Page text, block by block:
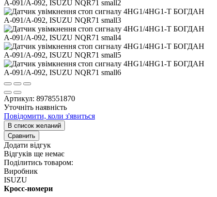
Артикул: 8978551870
Уточніть наявність
Повідомити, коли з'явиться
В список желаний
Сравнить
Додати відгук
Відгуків ще немає
Поділитись товаром:
Виробник
ISUZU
Кросс-номери